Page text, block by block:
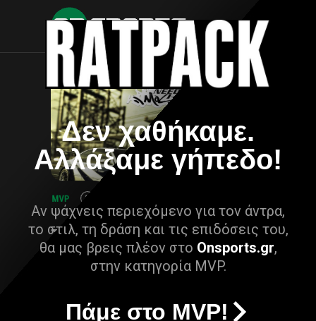
Δεν χαθήκαμε.
Αλλάξαμε γήπεδο!
Αν ψάχνεις περιεχόμενο για τον άντρα,
το στιλ, τη δράση και τις επιδόσεις του,
θα μας βρεις πλέον στο Onsports.gr,
στην κατηγορία MVP.
Πάμε στο MVP!